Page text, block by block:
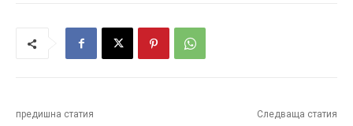
предишна статия Следваща статия